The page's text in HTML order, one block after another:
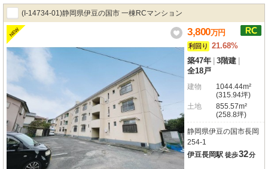
(I-14734-01)静岡県伊豆の国市 一棟RCマンション
NEW 3,800万円
利回り
21.68%
築47年 3階建
全18戸
建物
1044.44m²
(315.94坪)
土地
855.57m²
(258.8坪)
静岡県伊豆の国市長岡
254-1
伊豆長岡駅 徒歩32分